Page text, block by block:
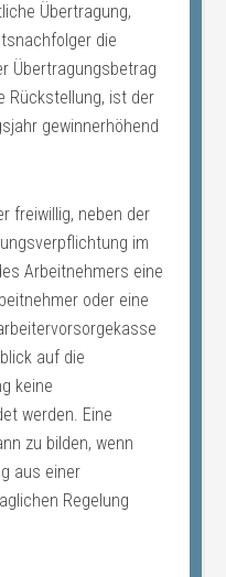
Übertragung,
die
Übertragungsbetrag
Rückstellung, ist der
gewinnerhöhend
freiwillig, neben der
im
Arbeitnehmers eine
oder eine
auf die
keine
werden. Eine
zu bilden, wenn
aus einer
Regelung